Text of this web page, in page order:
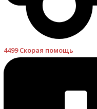
4499 Скорая помощь